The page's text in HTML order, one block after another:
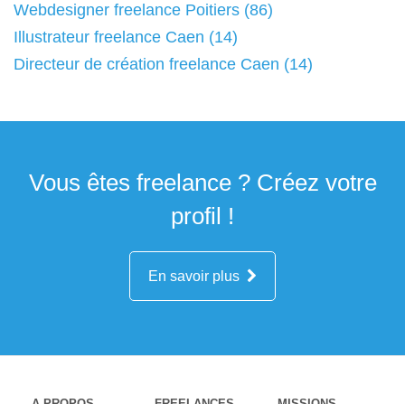
Webdesigner freelance Poitiers (86)
Illustrateur freelance Caen (14)
Directeur de création freelance Caen (14)
Vous êtes freelance ? Créez votre
profil !
En savoir plus